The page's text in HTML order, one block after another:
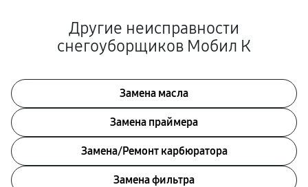
Другие неисправности
снегоуборщиков Мобил К
Замена масла
Замена праймера
Замена/Pемонт карбюратора
Замена фильтра